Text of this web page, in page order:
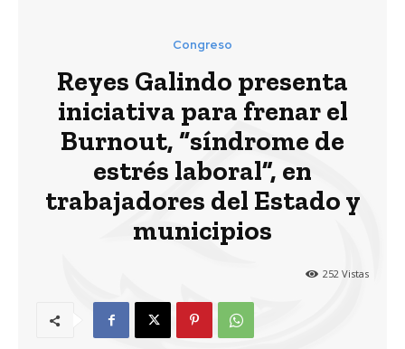
Congreso
Reyes Galindo presenta
iniciativa para frenar el
Burnout, “síndrome de
estrés laboral”, en
trabajadores del Estado y
municipios
252 Vistas